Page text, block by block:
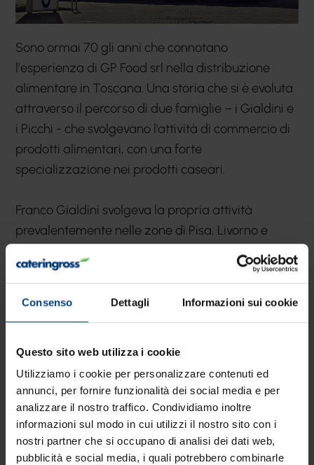
Consenso Dettagli Informazioni sui cookie
Questo sito web utilizza i cookie
Utilizziamo i cookie per personalizzare contenuti ed
annunci, per fornire funzionalità dei social media e per
analizzare il nostro traffico. Condividiamo inoltre
informazioni sul modo in cui utilizzi il nostro sito con i
nostri partner che si occupano di analisi dei dati web,
pubblicità e social media, i quali potrebbero combinarle
Sono ormai 70 gli anni che connotano
l’esperienza di GP Food srl nella distribuzione
alimentare in Toscana. Una storia che si è evoluta
attraverso il percorso di due famiglie – i Gialdini e
i Picchi - che svolgevano l'attività di commercio di
prodotti alimentari, con una forte
specializzazione nei prodotti caseari.
Franco Gialdini svolgeva la propria attività
prevalentemente nelle zone di Pisa, Livorno e
Versilia. Franco Picchi aveva, invece, sviluppato la
sua presenza nelle zone di Massa Carrara e
due; c’era una concorrenza leale tra loro che, il 2
marzo 1992, si tramutò in collaborazione.
Nasce così GP Food che oggi conta 42
collaboratori e oltre 1.500 clienti serviti nel food
service: pizzerie e ristoranti, gastronomie, hotel e